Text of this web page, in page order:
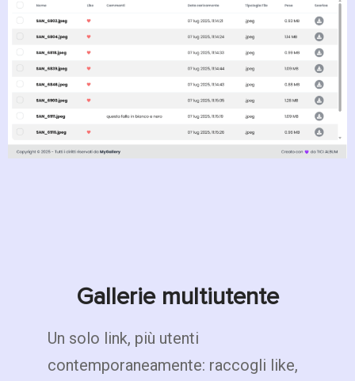
Gallerie multiutente
Un solo link, più utenti
contemporaneamente: raccogli like,